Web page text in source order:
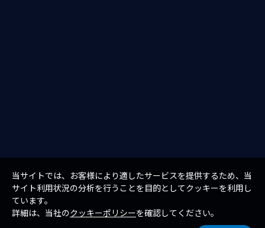
当サイトでは、お客様により適したサービスを提供するため、当
サイト利用状況の分析を行うことを目的としてクッキーを利用し
ています。
詳細は、当社のクッキーポリシーを確認してください。